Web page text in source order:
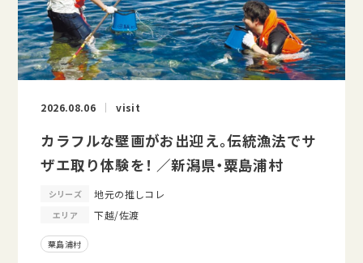
2026.08.06 visit
カラフルな壁画がお出迎え。伝統漁法でサ
ザエ取り体験を！ ／新潟県・粟島浦村
シリーズ 地元の推しコレ
エリア 下越/佐渡
粟島浦村